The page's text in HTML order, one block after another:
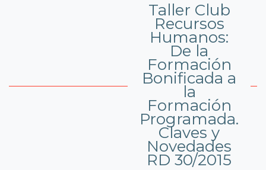
Taller Club
Recursos
Humanos:
De la
Formación
Bonificada a
la
Formación
Programada.
Claves y
Novedades
RD 30/2015